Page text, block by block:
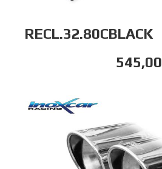
RECL.32.80CBLACK
545,00